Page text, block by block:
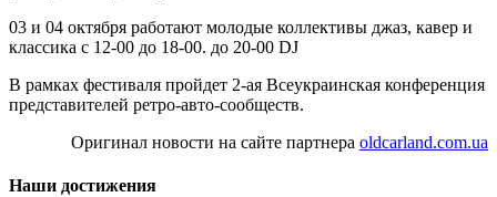
03 и 04 октября работают молодые коллективы джаз, кавер и
классика с 12-00 до 18-00. до 20-00 DJ
В рамках фестиваля пройдет 2-ая Всеукраинская конференция
представителей ретро-авто-сообществ.
Оригинал новости на сайте партнера oldcarland.com.ua
Наши достижения